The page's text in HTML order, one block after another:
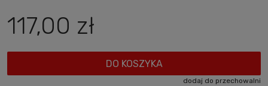
117,00 zł
DO KOSZYKA
dodaj do przechowalni